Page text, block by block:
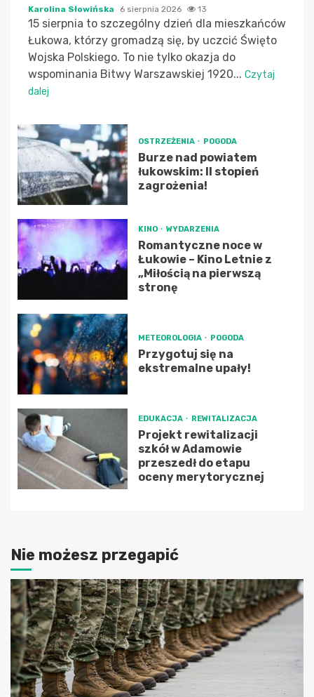
Karolina Słowińska 6 sierpnia 2026 13
15 sierpnia to szczególny dzień dla mieszkańców
Łukowa, którzy gromadzą się, by uczcić Święto
Wojska Polskiego. To nie tylko okazja do
wspominania Bitwy Warszawskiej 1920... Czytaj
dalej
OSTRZEŻENIA POGODA
Burze nad powiatem
łukowskim: II stopień
zagrożenia!
KINO WYDARZENIA
Romantyczne noce w
Łukowie – Kino Letnie z
„Miłością na pierwszą
stronę
METEOROLOGIA POGODA
Przygotuj się na
ekstremalne upały!
EDUKACJA REWITALIZACJA
Projekt rewitalizacji
szkół w Adamowie
przeszedł do etapu
oceny merytorycznej
Nie możesz przegapić